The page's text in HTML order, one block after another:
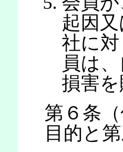
起因
社に
員は
損害
第６条
目的と